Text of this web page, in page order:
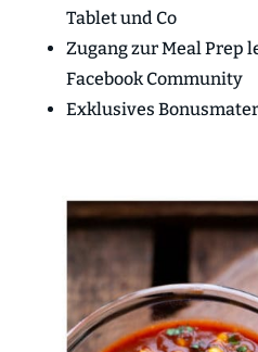
Tablet und Co
Zugang zur Meal Prep
Facebook Community
Exklusives